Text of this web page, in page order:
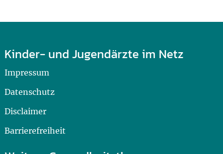
Kinder- und Jugendärzte im Netz
Impressum
Datenschutz
Disclaimer
Barrierefreiheit